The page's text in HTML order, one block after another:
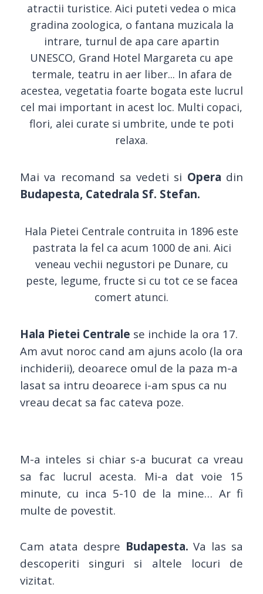
atractii turistice. Aici puteti vedea o mica
gradina zoologica, o fantana muzicala la
intrare, turnul de apa care apartin
UNESCO, Grand Hotel Margareta cu ape
termale, teatru in aer liber... In afara de
acestea, vegetatia foarte bogata este lucrul
cel mai important in acest loc. Multi copaci,
flori, alei curate si umbrite, unde te poti
relaxa.
Mai va recomand sa vedeti si Opera din
Budapesta, Catedrala Sf. Stefan.
Hala Pietei Centrale contruita in 1896 este
pastrata la fel ca acum 1000 de ani. Aici
veneau vechii negustori pe Dunare, cu
peste, legume, fructe si cu tot ce se facea
comert atunci.
Hala Pietei Centrale se inchide la ora 17.
Am avut noroc cand am ajuns acolo (la ora
inchiderii), deoarece omul de la paza m-a
lasat sa intru deoarece i-am spus ca nu
vreau decat sa fac cateva poze.
M-a inteles si chiar s-a bucurat ca vreau
sa fac lucrul acesta. Mi-a dat voie 15
minute, cu inca 5-10 de la mine… Ar fi
multe de povestit.
Cam atata despre Budapesta. Va las sa
descoperiti singuri si altele locuri de
vizitat.